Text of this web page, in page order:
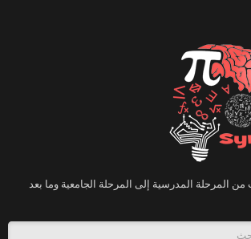
من المرحلة المدرسية إلى المرحلة الجامعية وما بعد